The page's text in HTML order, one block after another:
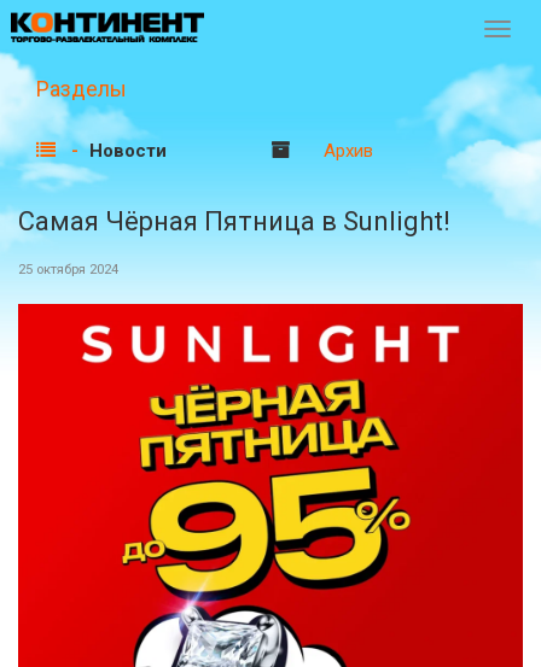
Разделы
Новости Архив
Самая Чёрная Пятница в Sunlight!
25 октября 2024